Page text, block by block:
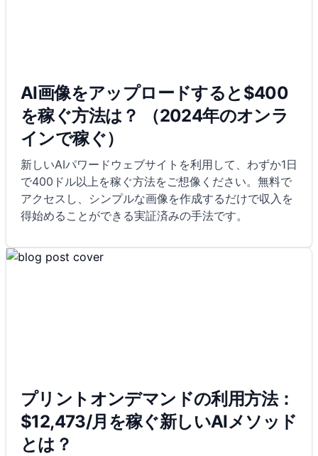
AI画像をアップロードすると$400
を稼ぐ方法は？ （2024年のオンラ
インで稼ぐ）
新しいAIパワードウェブサイトを利用して、わずか1日
で400ドル以上を稼ぐ方法をご想像ください。無料で
アクセスし、シンプルな画像を作成するだけで収入を
得始めることができる実証済みの手法です。
プリントオンデマンドの利用方法：
$12,473/月を稼ぐ新しいAIメソッド
とは？